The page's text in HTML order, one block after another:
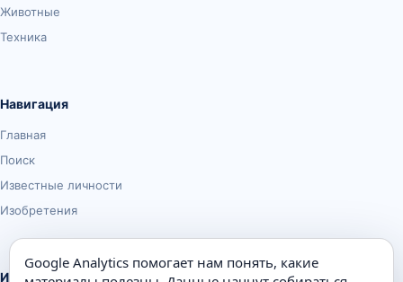
Животные
Техника
Навигация
Главная
Поиск
Известные личности
Изобретения
Информация
Google Analytics помогает нам понять, какие